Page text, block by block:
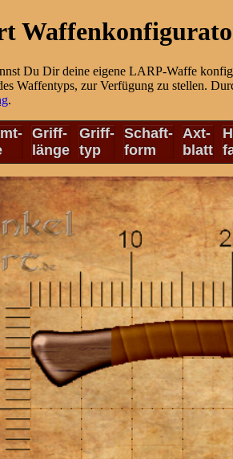
Du Dir deine eigene LARP-Waffe
Waffentyps, zur Verfügung zu stellen.
.
Griff-
länge
Griff-
typ
Schaft-
form
Axt-
blatt